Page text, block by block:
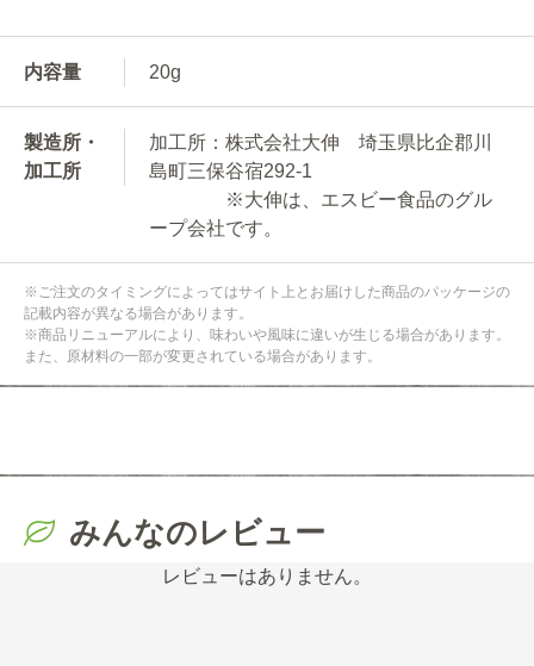
内容量 20g
製造所・
加工所
加工所：株式会社大伸 埼玉県比企郡川
島町三保谷宿292-1
※大伸は、エスビー食品のグル
ープ会社です。
※ご注文のタイミングによってはサイト上とお届けした商品のパッケージの
記載内容が異なる場合があります。
※商品リニューアルにより、味わいや風味に違いが生じる場合があります。
また、原材料の一部が変更されている場合があります。
みんなのレビュー
レビューはありません。